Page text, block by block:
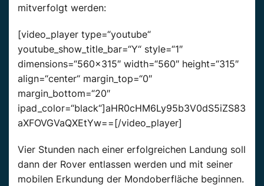
mitverfolgt werden:
[video_player type=“youtube“
youtube_show_title_bar=“Y“ style=“1″
dimensions=“560×315″ width=“560″ height=“315″
align=“center“ margin_top=“0″
margin_bottom=“20″
ipad_color=“black“]aHR0cHM6Ly95b3V0dS5iZS83
aXFOVGVaQXEtYw==[/video_player]
Vier Stunden nach einer erfolgreichen Landung soll
dann der Rover entlassen werden und mit seiner
mobilen Erkundung der Mondoberfläche beginnen.